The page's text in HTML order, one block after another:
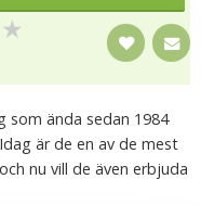
★
som ända sedan 1984
är de en av de mest
nu vill de även erbjuda